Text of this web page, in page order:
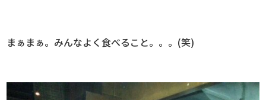
まぁまぁ。みんなよく食べること。。。(笑)